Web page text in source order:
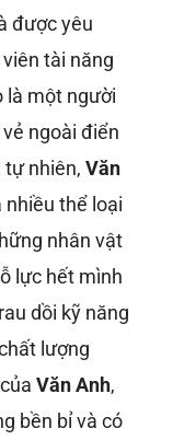
được yêu
tài năng
là một người
ngoài điển
tự nhiên, Văn
nhiều thể loại
nhân vật
lực hết mình
dồi kỹ năng
lượng
Văn Anh,
bền bỉ và có